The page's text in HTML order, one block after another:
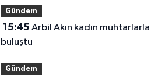
Gündem
15:45
buluştu
Gündem